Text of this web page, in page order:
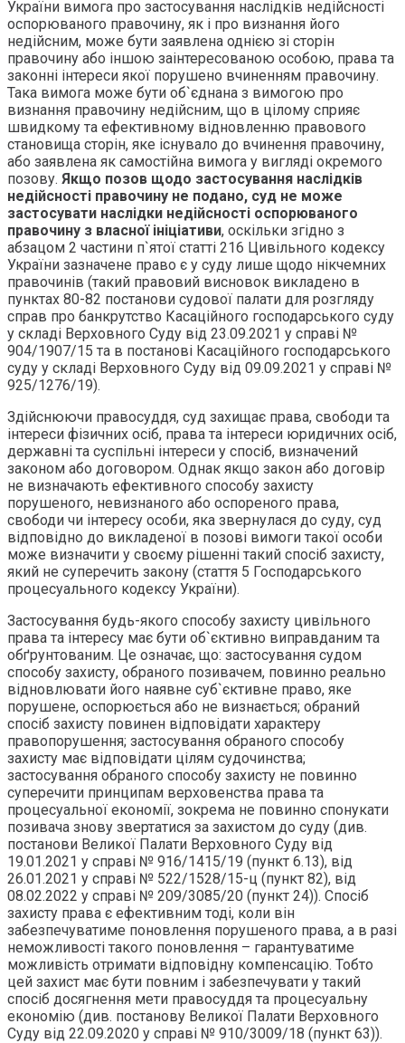
України вимога про застосування наслідків недійсності
оспорюваного правочину, як і про визнання його
недійсним, може бути заявлена однією зі сторін
правочину або іншою заінтересованою особою, права та
законні інтереси якої порушено вчиненням правочину.
Така вимога може бути об`єднана з вимогою про
визнання правочину недійсним, що в цілому сприяє
швидкому та ефективному відновленню правового
становища сторін, яке існувало до вчинення правочину,
або заявлена як самостійна вимога у вигляді окремого
позову. Якщо позов щодо застосування наслідків
недійсності правочину не подано, суд не може
застосувати наслідки недійсності оспорюваного
правочину з власної ініціативи, оскільки згідно з
абзацом 2 частини п`ятої статті 216 Цивільного кодексу
України зазначене право є у суду лише щодо нікчемних
правочинів (такий правовий висновок викладено в
пунктах 80-82 постанови судової палати для розгляду
справ про банкрутство Касаційного господарського суду
у складі Верховного Суду від 23.09.2021 у справі №
904/1907/15 та в постанові Касаційного господарського
суду у складі Верховного Суду від 09.09.2021 у справі №
925/1276/19).
Здійснюючи правосуддя, суд захищає права, свободи та
інтереси фізичних осіб, права та інтереси юридичних осіб,
державні та суспільні інтереси у спосіб, визначений
законом або договором. Однак якщо закон або договір
не визначають ефективного способу захисту
порушеного, невизнаного або оспореного права,
свободи чи інтересу особи, яка звернулася до суду, суд
відповідно до викладеної в позові вимоги такої особи
може визначити у своєму рішенні такий спосіб захисту,
який не суперечить закону (стаття 5 Господарського
процесуального кодексу України).
Застосування будь-якого способу захисту цивільного
права та інтересу має бути об`єктивно виправданим та
обґрунтованим. Це означає, що: застосування судом
способу захисту, обраного позивачем, повинно реально
відновлювати його наявне суб`єктивне право, яке
порушене, оспорюється або не визнається; обраний
спосіб захисту повинен відповідати характеру
правопорушення; застосування обраного способу
захисту має відповідати цілям судочинства;
застосування обраного способу захисту не повинно
суперечити принципам верховенства права та
процесуальної економії, зокрема не повинно спонукати
позивача знову звертатися за захистом до суду (див.
постанови Великої Палати Верховного Суду від
19.01.2021 у справі № 916/1415/19 (пункт 6.13), від
26.01.2021 у справі № 522/1528/15-ц (пункт 82), від
08.02.2022 у справі № 209/3085/20 (пункт 24)). Спосіб
захисту права є ефективним тоді, коли він
забезпечуватиме поновлення порушеного права, а в разі
неможливості такого поновлення – гарантуватиме
можливість отримати відповідну компенсацію. Тобто
цей захист має бути повним і забезпечувати у такий
спосіб досягнення мети правосуддя та процесуальну
економію (див. постанову Великої Палати Верховного
Суду від 22.09.2020 у справі № 910/3009/18 (пункт 63)).